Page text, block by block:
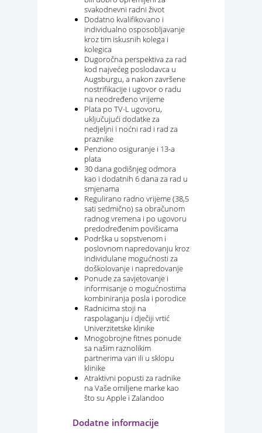
svakodnevni radni život
Dodatno kvalifikovano i
individualno osposobljavanje
kroz tim iskusnih kolega i
kolegica
Dugoročna perspektiva za rad
kod najvećeg poslodavca u
Augsburgu, a nakon završene
nostrifikacije i ugovor o radu
na neodređeno vrijeme
Plata po TV-L ugovoru,
uključujući dodatke za
nedjeljni i noćni rad i rad za
praznike
Penziono osiguranje i 13-a
plata
30 dana godišnjeg odmora
kao i dodatnih 6 dana za rad u
smjenama
Regulirano radno vrijeme (38,5
sati sedmično) sa obračunom
radnog vremena i po ugovoru
predodređenim povišicama
Podrška u sopstvenom i
poslovnom napredovanju kroz
individulane mogućnosti za
doškolovanje i napredovanje
Ponude za savjetovanje i
informisanje o mogućnostima
kombiniranja posla i porodice
Radnicima stoji na
raspolaganju i dječiji vrtić
Univerzitetske klinike
Mnogobrojne fitnes ponude
sa našim raznolikim
partnerima van ili u sklopu
klinike
Atraktivni popusti za radnike
na Vaše omiljene marke kao
što su Apple i Zalandoo
Dodatne informacije